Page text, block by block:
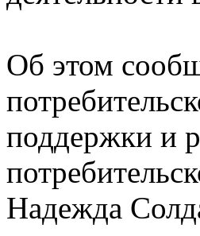
Об этом
поддержки и
Надежда